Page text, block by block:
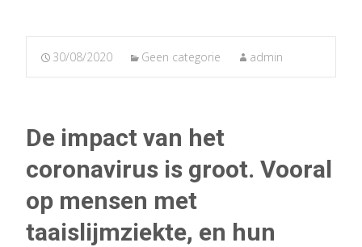
30/08/2020 Geen categorie admin
De impact van het
coronavirus is groot. Vooral
op mensen met
taaislijmziekte, en hun